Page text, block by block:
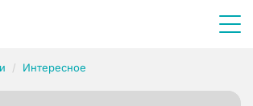
Интересное